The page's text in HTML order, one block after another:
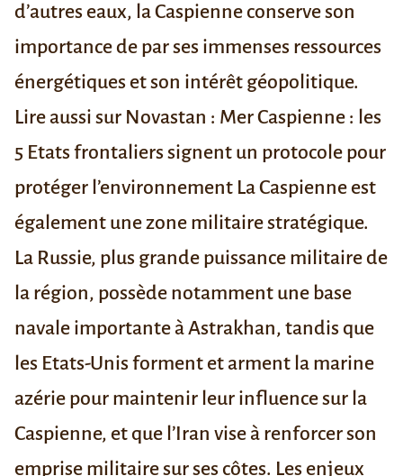
d’autres eaux, la Caspienne conserve son
importance de par ses immenses ressources
énergétiques et son intérêt géopolitique.
Lire aussi sur Novastan : Mer Caspienne : les
5 Etats frontaliers signent un protocole pour
protéger l’environnement La Caspienne est
également une zone militaire stratégique.
La Russie, plus grande puissance militaire de
la région, possède notamment une base
navale importante àAstrakhan, tandis que
les Etats-Unis forment et arment la marine
azérie pour maintenir leur influencesur la
Caspienne, et que l’Iran vise à renforcerson
emprise militaire sur ses côtes. Les enjeux